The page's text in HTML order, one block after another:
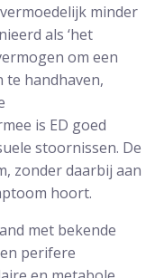
minder
als ‘het
om een
te handhaven,
is ED goed
stoornissen. De
zonder daarbij aan
hoort.
met bekende
perifere